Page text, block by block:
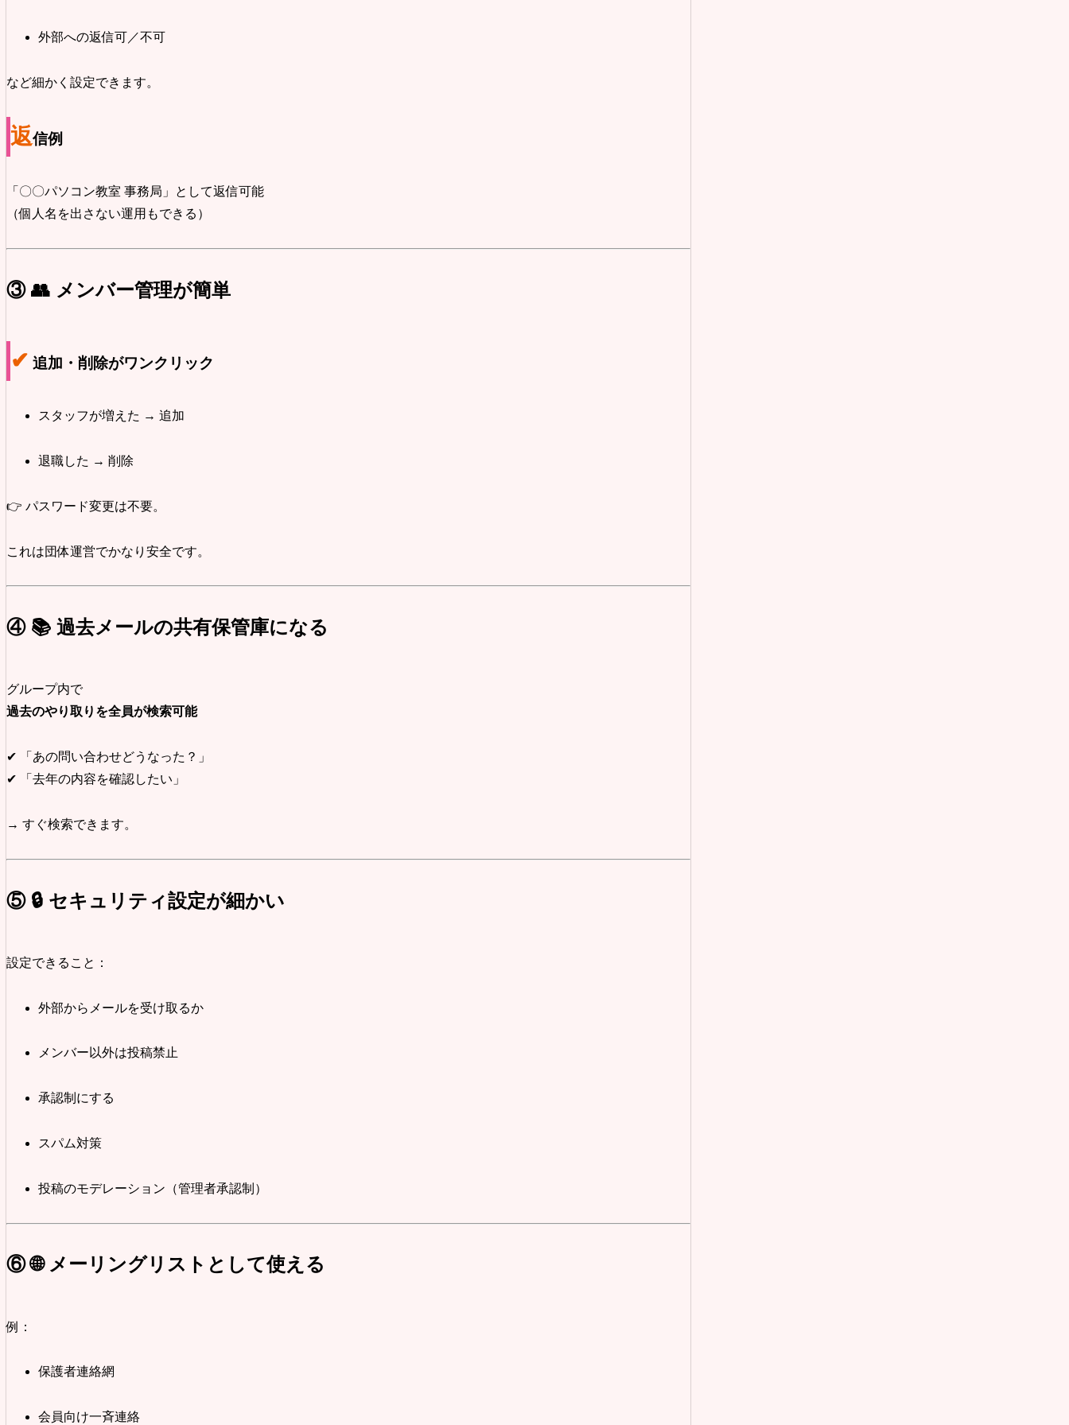
外部への返信可／不可
など細かく設定できます。
返信例
「〇〇パソコン教室 事務局」として返信可能
（個人名を出さない運用もできる）
③ 👥 メンバー管理が簡単
✔ 追加・削除がワンクリック
スタッフが増えた → 追加
退職した → 削除
👉 パスワード変更は不要。
これは団体運営でかなり安全です。
④ 📚 過去メールの共有保管庫になる
グループ内で
過去のやり取りを全員が検索可能
✔ 「あの問い合わせどうなった？」
✔ 「去年の内容を確認したい」
→ すぐ検索できます。
⑤ 🔒 セキュリティ設定が細かい
設定できること：
外部からメールを受け取るか
メンバー以外は投稿禁止
承認制にする
スパム対策
投稿のモデレーション（管理者承認制）
⑥ 🌐 メーリングリストとして使える
例：
保護者連絡網
会員向け一斉連絡